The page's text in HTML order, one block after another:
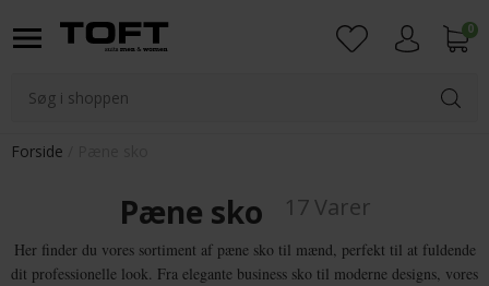
0
Forside
Pæne sko 17 Varer
Her finder du vores sortiment af pæne sko til mænd, perfekt til at fuldende
dit professionelle look. Fra elegante business sko til moderne designs, vores